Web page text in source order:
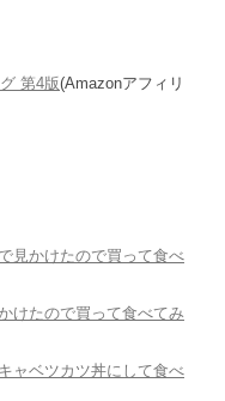
第4版(Amazonアフィリ
見かけたので買って食べ
けたので買って食べてみ
ャベツカツ丼にして食べ